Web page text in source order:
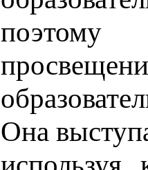
Она